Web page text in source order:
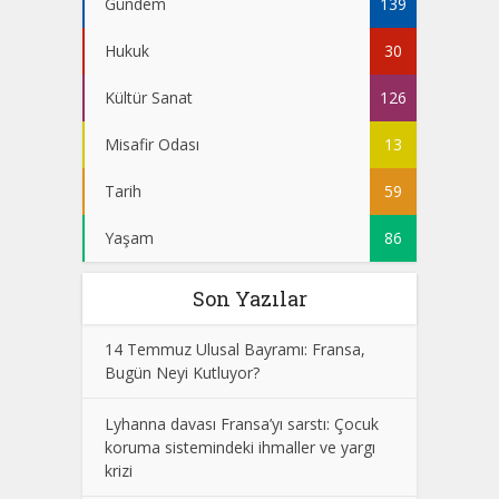
Hukuk 30
Kültür Sanat 126
Misafir Odası 13
Tarih 59
Yaşam 86
Son Yazılar
14 Temmuz Ulusal Bayramı: Fransa,
Bugün Neyi Kutluyor?
Lyhanna davası Fransa’yı sarstı: Çocuk
koruma sistemindeki ihmaller ve yargı
krizi